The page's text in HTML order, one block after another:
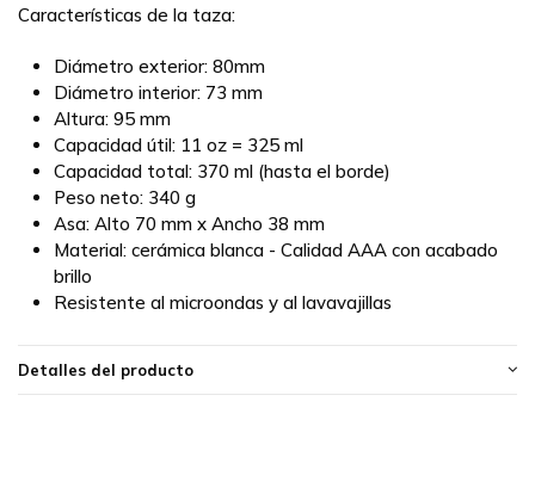
Características de la taza:
Diámetro exterior: 80mm
Diámetro interior: 73 mm
Altura: 95 mm
Capacidad útil: 11 oz = 325 ml
Capacidad total: 370 ml (hasta el borde)
Peso neto: 340 g
Asa: Alto 70 mm x Ancho 38 mm
Material: cerámica blanca - Calidad AAA con acabado
brillo
Resistente al microondas y al lavavajillas
Detalles del producto